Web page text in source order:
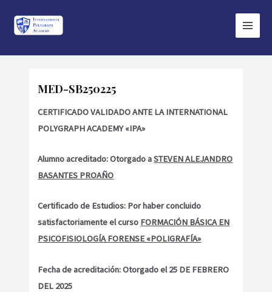
Main
Menu
MED-SB250225
CERTIFICADO VALIDADO ANTE LA INTERNATIONAL
POLYGRAPH ACADEMY «IPA»
Alumno acreditado: Otorgado aSTEVEN ALEJANDRO
BASANTES PROAÑO
Certificado de Estudios: Por haber concluido
satisfactoriamente el curso FORMACIÓN BÁSICA EN
PSICOFISIOLOGÍA FORENSE «POLIGRAFÍA»
Fecha de acreditación: Otorgado el 25 DE FEBRERO
DEL 2025